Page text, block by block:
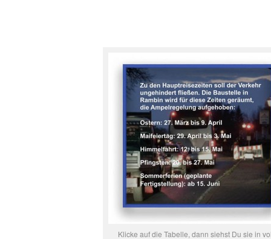
Klicke auf die Tabelle, dann siehst Du sie in